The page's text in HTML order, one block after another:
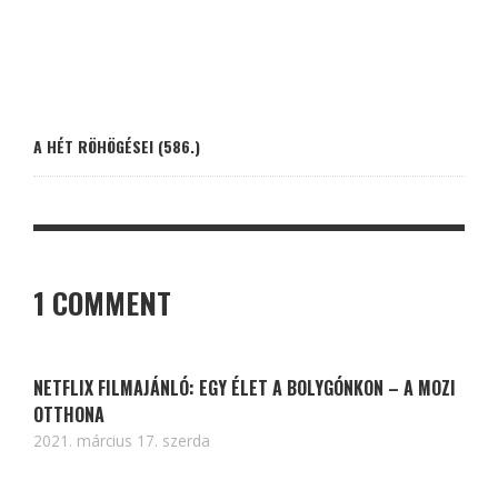
A HÉT RÖHÖGÉSEI (586.)
1 COMMENT
NETFLIX FILMAJÁNLÓ: EGY ÉLET A BOLYGÓNKON – A MOZI
OTTHONA
2021. március 17. szerda